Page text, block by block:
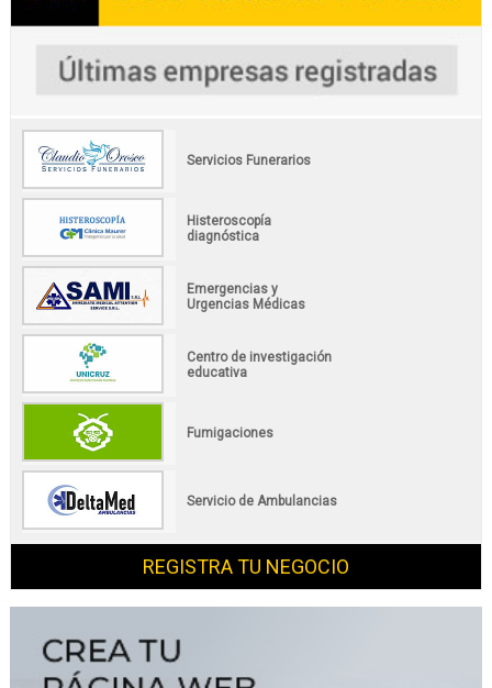
Servicios Funerarios
Histeroscopía
diagnóstica
Emergencias y
Urgencias Médicas
Centro de investigación
educativa
Fumigaciones
Servicio de Ambulancias
REGISTRA TU NEGOCIO